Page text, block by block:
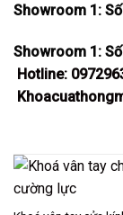
Showroom 1:
Showroom 1:
Hotline: